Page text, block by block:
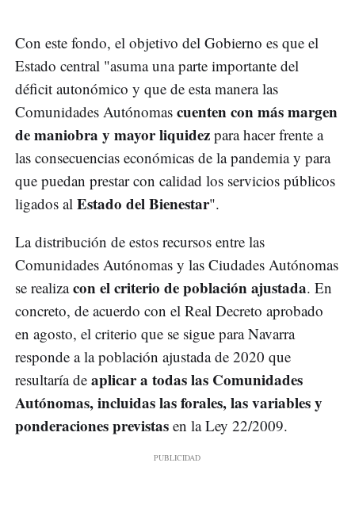
Con este fondo, el objetivo del Gobierno es que el
Estado central "asuma una parte importante del
déficit autonómico y que de esta manera las
Comunidades Autónomas cuenten con más margen
de maniobra y mayor liquidez para hacer frente a
las consecuencias económicas de la pandemia y para
que puedan prestar con calidad los servicios públicos
ligados al Estado del Bienestar".
La distribución de estos recursos entre las
Comunidades Autónomas y las Ciudades Autónomas
se realizacon el criterio de población ajustada. En
concreto, de acuerdo con el Real Decreto aprobado
en agosto, el criterio que se sigue para Navarra
responde a la población ajustada de 2020 que
resultaría de aplicar a todas las Comunidades
Autónomas, incluidas las forales, las variables y
ponderaciones previstas en la Ley 22/2009.